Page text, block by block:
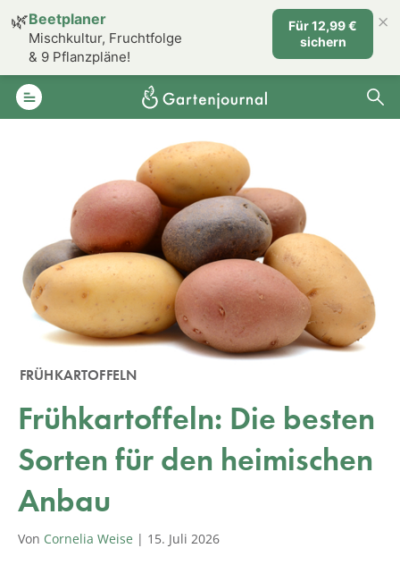
FRÜHKARTOFFELN
Frühkartoffeln: Die besten
Sorten für den heimischen
Anbau
Von Cornelia Weise | 15. Juli 2026
🌿Beetplaner
Mischkultur, Fruchtfolge
& 9 Pflanzpläne!
Für 12,99 €
sichern
×